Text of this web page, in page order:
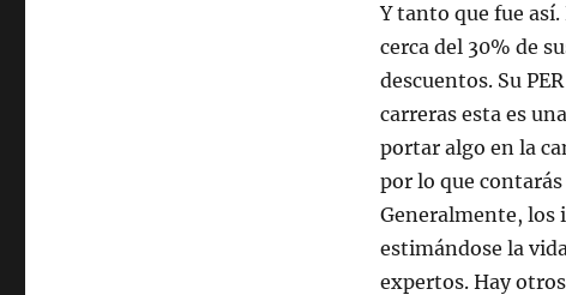
Y tanto que fue
cerca del 30% de
descuentos. Su
carreras esta es
portar algo en la
por lo que
Generalmente, los
estimándose la
expertos. Hay